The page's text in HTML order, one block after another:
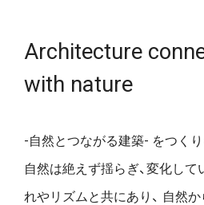
Architecture
with nature
-自然とつながる建築- をつくり
自然は絶えず揺らぎ、変化して
れやリズムと共にあり、 自然